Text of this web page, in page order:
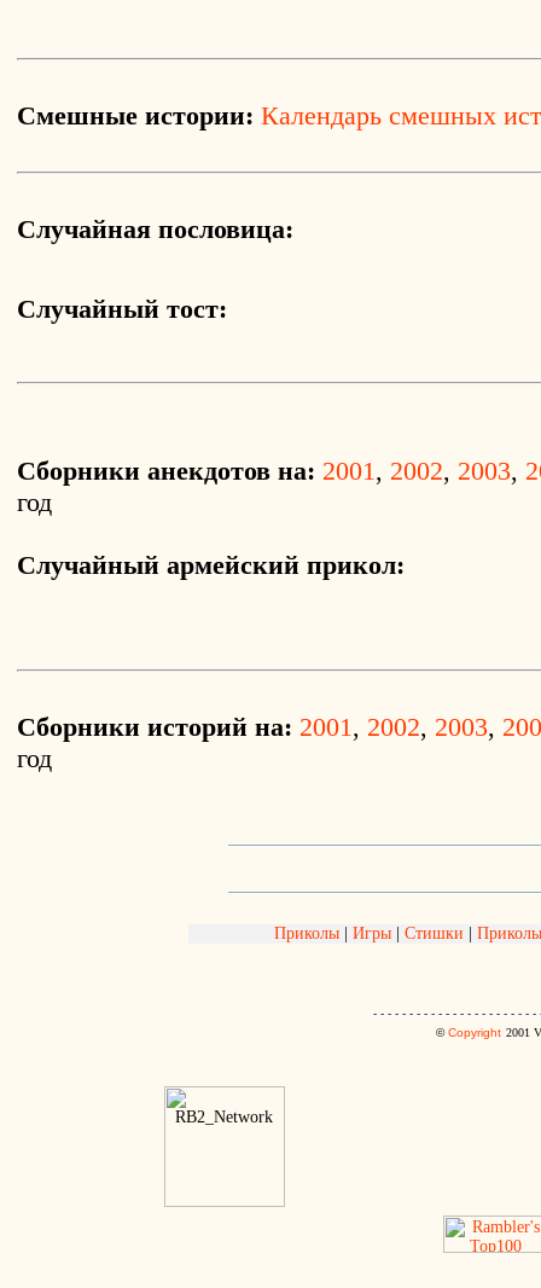
Смешные истории: Календарь смешных
Случайная пословица:
Случайный тост:
Сборники анекдотов на: 2001, 2002, 2003,
год
Случайный армейский прикол:
Сборники историй на: 2001, 2002, 2003,
год
Приколы Игры Стишки
- - - - - - - - - - - - - - - - - - - - - -
©Copyright 2001